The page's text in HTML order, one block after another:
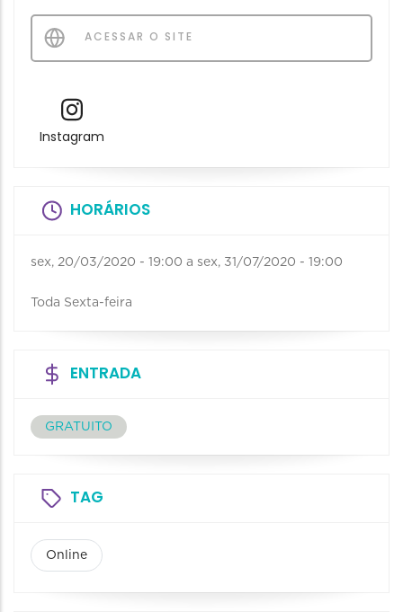
ACESSAR O SITE
Instagram
HORÁRIOS
sex, 20/03/2020 - 19:00 a sex, 31/07/2020 - 19:00
Toda Sexta-feira
ENTRADA
GRATUITO
TAG
Online